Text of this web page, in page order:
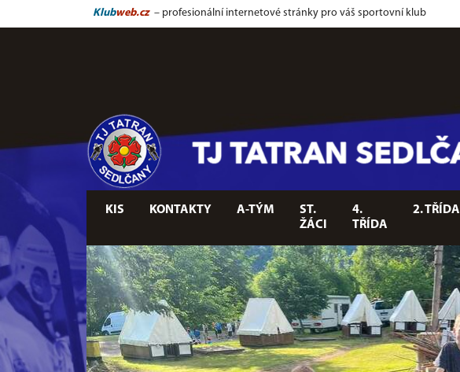
Klubweb.cz – profesionální internetové stránky pro váš sportovní klub
KIS KONTAKTY A-TÝM
ST.
ŽÁCI
4.
TŘÍDA
2. TŘÍDA